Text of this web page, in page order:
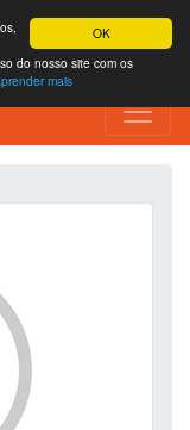
OK
do nosso site com os
mais